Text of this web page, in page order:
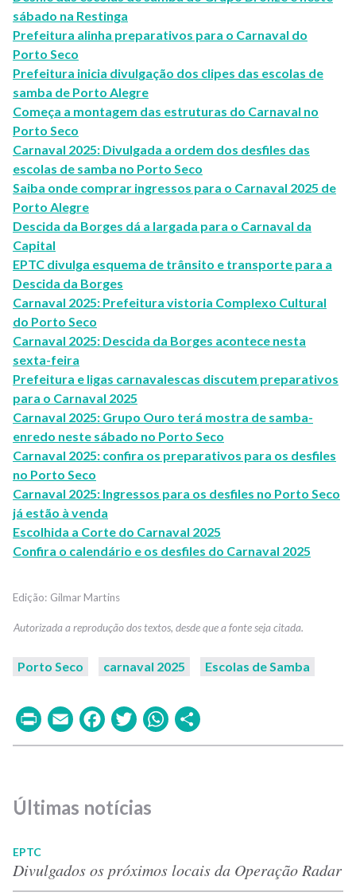
sábado na Restinga
Prefeitura alinha preparativos para o Carnaval do
Porto Seco
Prefeitura inicia divulgação dos clipes das escolas de
samba de Porto Alegre
Começa a montagem das estruturas do Carnaval no
Porto Seco
Carnaval 2025: Divulgada a ordem dos desfiles das
escolas de samba no Porto Seco
Saiba onde comprar ingressos para o Carnaval 2025 de
Porto Alegre
Descida da Borges dá a largada para o Carnaval da
Capital
EPTC divulga esquema de trânsito e transporte para a
Descida da Borges
Carnaval 2025: Prefeitura vistoria Complexo Cultural
do Porto Seco
Carnaval 2025: Descida da Borges acontece nesta
sexta-feira
Prefeitura e ligas carnavalescas discutem preparativos
para o Carnaval 2025
Carnaval 2025: Grupo Ouro terá mostra de samba-
enredo neste sábado no Porto Seco
Carnaval 2025: confira os preparativos para os desfiles
no Porto Seco
Carnaval 2025: Ingressos para os desfiles no Porto Seco
já estão à venda
Escolhida a Corte do Carnaval 2025
Confira o calendário e os desfiles do Carnaval 2025
Gilmar Martins
Porto Seco carnaval 2025 Escolas de Samba
PrintEmailFacebook
TwitterWhatsApp
Últimas notícias
EPTC
Divulgados os próximos locais da Operação Radar